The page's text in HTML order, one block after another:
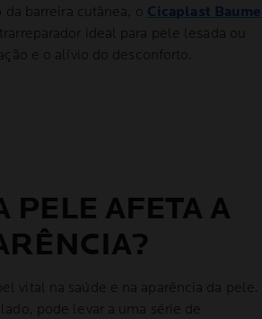
da barreira cutânea, o Cicaplast Baume
ideal para pele lesada ou
e o alívio do desconforto.
PELE AFETA A
vital na saúde e na aparência da pele.
pode levar a uma série de